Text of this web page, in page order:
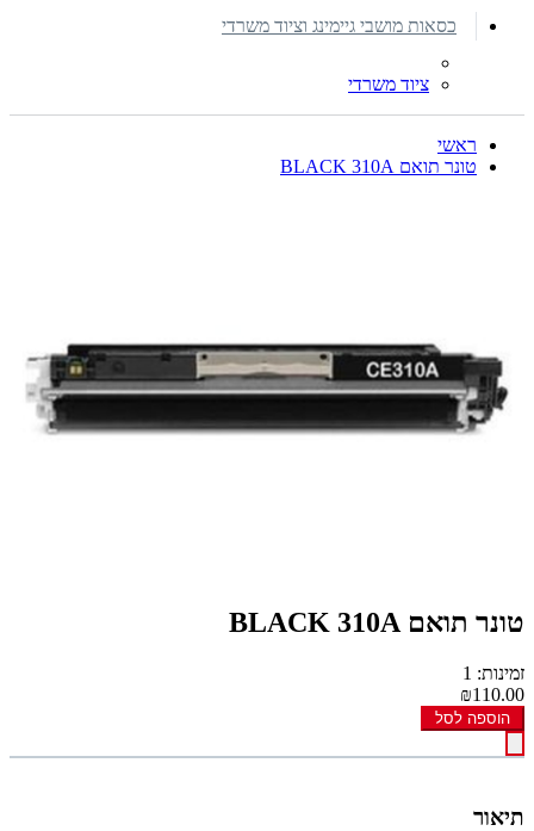
כסאות מושבי גיימינג וציוד משרדי
ציוד משרדי
ראשי
טונר תואם BLACK 310A
טונר תואם BLACK 310A
זמינות: 1
₪110.00
הוספה לסל
תיאור